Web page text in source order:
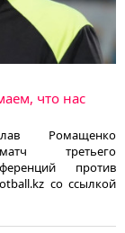
что нас
Ромащенко
третьего
против
со ссылкой